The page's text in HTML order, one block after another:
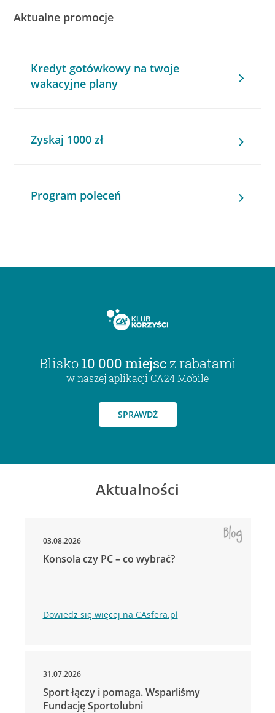
Aktualne promocje
Kredyt gotówkowy na twoje
wakacyjne plany
Zyskaj 1000 zł
Program poleceń
Blisko 10 000 miejsc z rabatami
w naszej aplikacji CA24 Mobile
SPRAWDŹ
Aktualności
03.08.2026
Konsola czy PC – co wybrać?
Dowiedz się więcej na CAsfera.pl
31.07.2026
Sport łączy i pomaga. Wsparliśmy
Fundację Sportolubni